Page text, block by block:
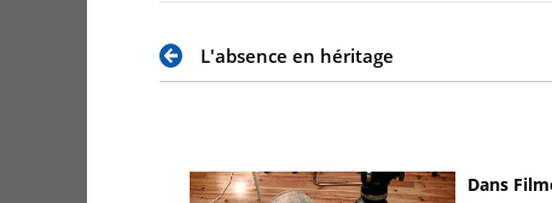
L'absence en héritage
Dans